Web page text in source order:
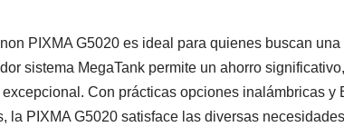
PIXMA G5020 es ideal para quienes buscan
sistema MegaTank permite un ahorro
Con prácticas opciones inalámbricas y
la PIXMA G5020 satisface las diversas